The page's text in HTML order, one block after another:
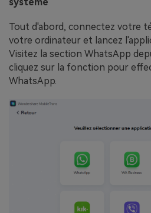
Tout d'abord, connectez votre
votre ordinateur et lancez
Visitez la section WhatsApp
cliquez sur la fonction pour
WhatsApp.